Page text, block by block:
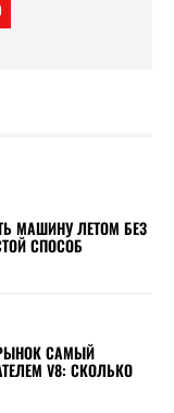
МАШИНУ ЛЕТОМ БЕЗ
СПОСОБ
РЫНОК САМЫЙ
V8: СКОЛЬКО